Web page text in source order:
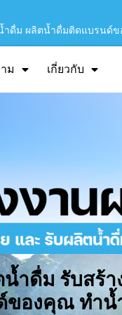
ำดื่ม ผลิตน้ำดื่มติดแบรนด์
ม เกี่ยวกับ
น้ำดื่ม รับสร้
ของคุณ ทำน้